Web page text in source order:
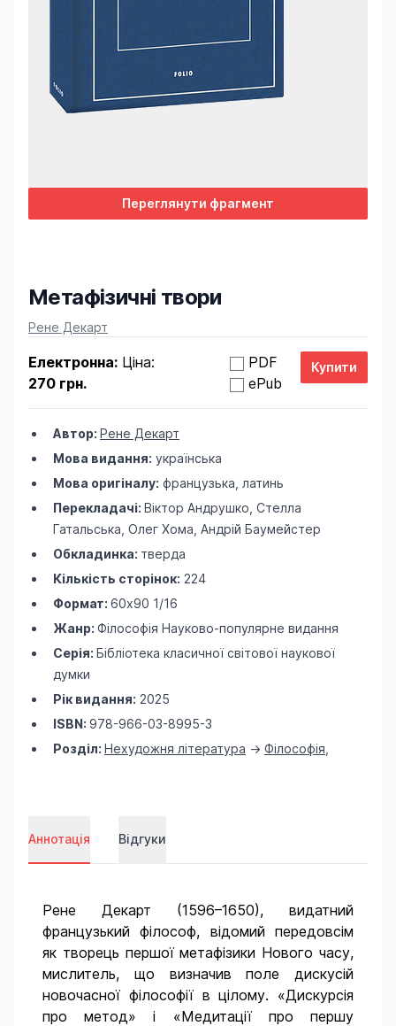
Переглянути фрагмент
Метафізичні твори
Product information
Рене Декарт
Електронна: Ціна:
270 грн.
PDF
ePub
Автор: Рене Декарт
Мова видання: українська
Мова оригіналу: французька, латинь
Перекладачі: Віктор Андрушко, Стелла
Гатальська, Олег Хома, Андрій Баумейстер
Обкладинка: тверда
Кількість сторінок: 224
Формат: 60х90 1/16
Жанр: Філософія Науково-популярне видання
Серія: Бібліотека класичної світової наукової
думки
Рік видання: 2025
ISBN: 978-966-03-8995-3
Розділ: Нехудожня література -> Філософія
Аннотація Відгуки
Рене Декарт (1596–1650), видатний
французький філософ, відомий передовсім
як творець першої метафізики Нового часу,
мислитель, що визначив поле дискусій
новочасної філософії в цілому. «Дискурсія
про метод» і «Медитації про першу